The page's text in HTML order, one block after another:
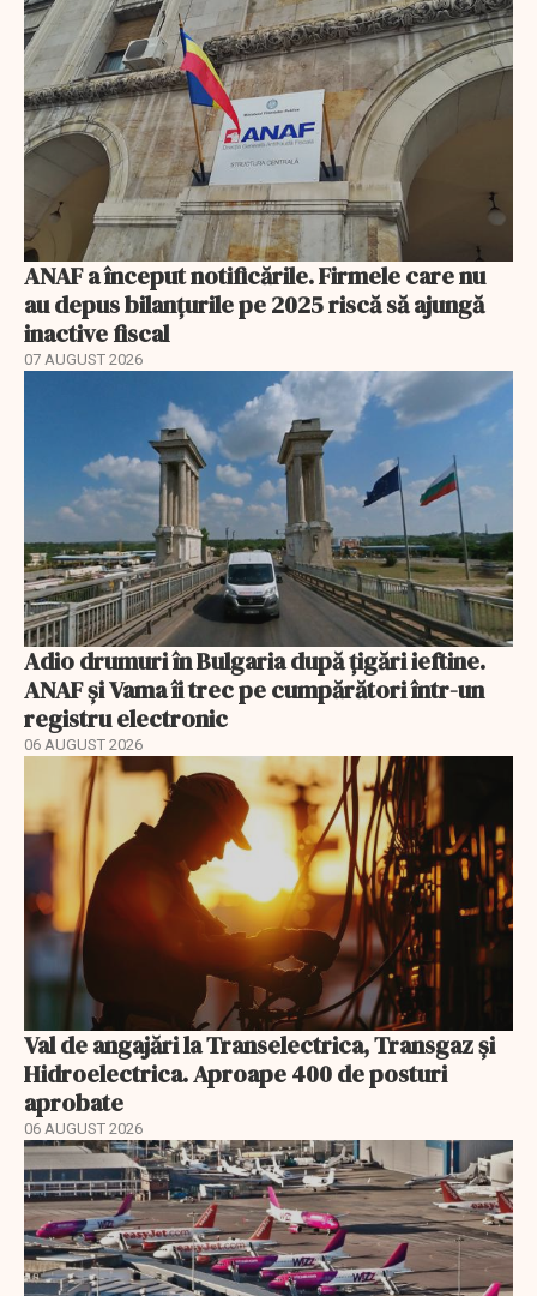
ANAF a început notificările. Firmele care nu
au depus bilanțurile pe 2025 riscă să ajungă
inactive fiscal
07 AUGUST 2026
Adio drumuri în Bulgaria după țigări ieftine.
ANAF și Vama îi trec pe cumpărători într-un
registru electronic
06 AUGUST 2026
Val de angajări la Transelectrica, Transgaz și
Hidroelectrica. Aproape 400 de posturi
aprobate
06 AUGUST 2026